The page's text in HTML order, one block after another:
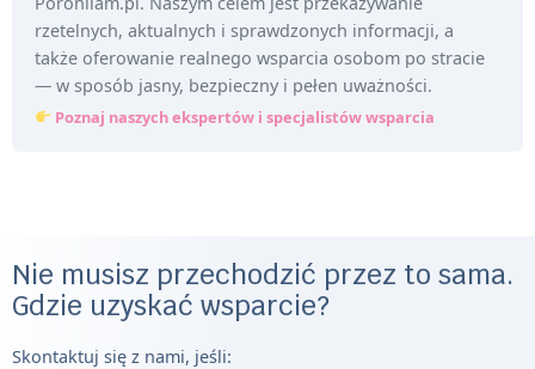
rzetelnych, aktualnych i sprawdzonych informacji, a
także oferowanie realnego wsparcia osobom po stracie
— w sposób jasny, bezpieczny i pełen uważności.
Poznaj naszych ekspertów i specjalistów wsparcia
Nie musisz przechodzić przez to sama.
Gdzie uzyskać wsparcie?
Skontaktuj się z nami, jeśli: